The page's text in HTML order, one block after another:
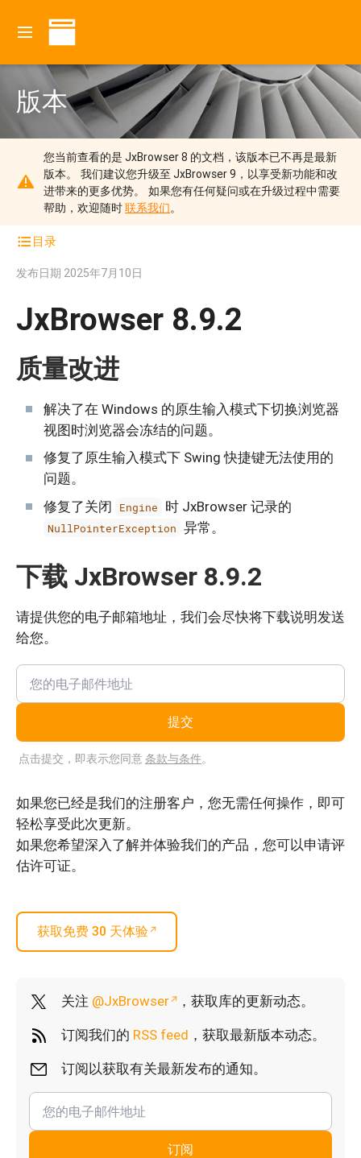
版本
您当前查看的是 JxBrowser 8 的文档，该版本已不再是最新
版本。
我们建议您升级至 JxBrowser 9，以享受新功能和改
进带来的更多优势。
如果您有任何疑问或在升级过程中需要
帮助，欢迎随时联系我们。
目录
发布日期 2025年7月10日
JxBrowser 8.9.2
质量改进
解决了在 Windows 的原生输入模式下切换浏览器
视图时浏览器会冻结的问题。
修复了原生输入模式下 Swing 快捷键无法使用的
问题。
修复了关闭
Engine 时 JxBrowser 记录的
NullPointerException 异常。
下载 JxBrowser 8.9.2
请提供您的电子邮箱地址，我们会尽快将下载说明发送
给您。
提交
点击提交，即表示您同意 条款与条件。
如果您已经是我们的注册客户，您无需任何操作，即可
轻松享受此次更新。
如果您希望深入了解并体验我们的产品，您可以申请评
估许可证。
获取免费 30 天体验
关注 @JxBrowser
，获取库的更新动态。
订阅我们的 RSS feed ，获取最新版本动态。
订阅以获取有关最新发布的通知。
订阅